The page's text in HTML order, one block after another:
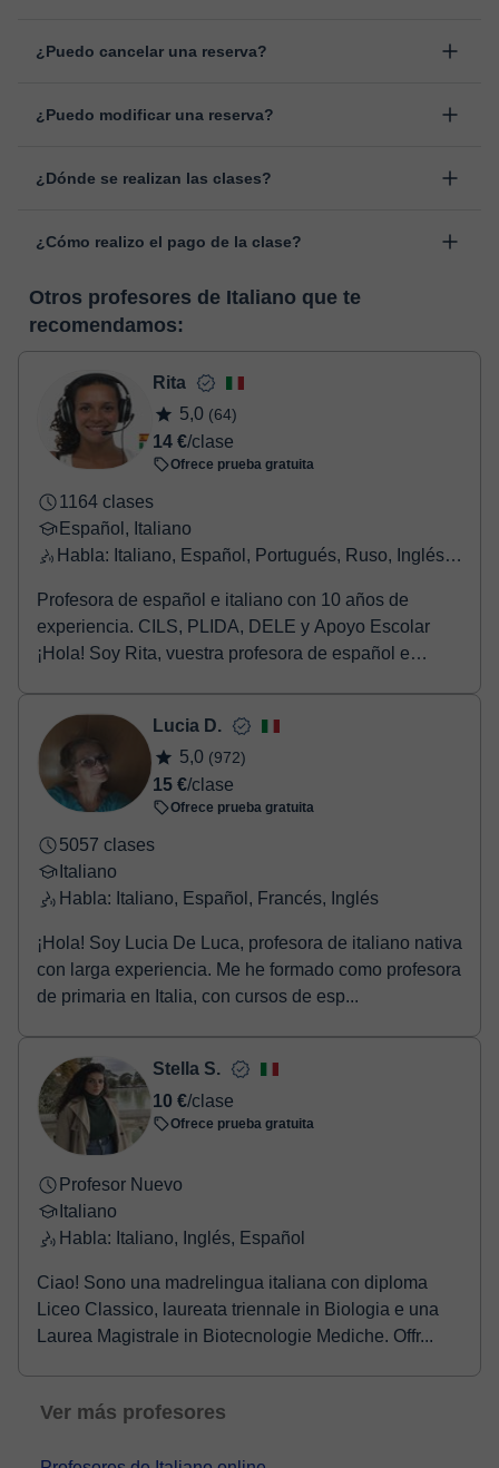
¿Puedo cancelar una reserva?
antes de la clase, indicando el motivo de cancelación.
¿Puedo modificar una reserva?
cambiar la hora o el día de clase. Puedes hacerlo desde tu área
¿Dónde se realizan las clases?
desarrollada para el ámbito formativo con muchas
pizarra virtual o el editor de textos a tiempo real. En el siguiente
enlace puedes ver una demo del aula y conocerla:
virtual
¿Cómo realizo el pago de la clase?
horas, podrás realizar el pago mediante tarjeta de débito o
crédito.
Una vez realices el pago de la clase, recibirás un e-mail de
confirmación de la reserva.
Otros profesores de Italiano que te
recomendamos:
Rita
5,0 (64)
14 €/clase
Ofrece prueba gratuita
1164 clases
Español, Italiano
Habla: Italiano, Español, Portugués, Ruso, Inglés, Francés
Profesora de español e italiano con 10 años de
experiencia. CILS, PLIDA, DELE y Apoyo Escolar
¡Hola! Soy Rita, vuestra profesora de español e
Lucia D.
5,0 (972)
15 €/clase
Ofrece prueba gratuita
5057 clases
Italiano
Habla: Italiano, Español, Francés, Inglés
¡Hola! Soy Lucia De Luca, profesora de italiano nativa
con larga experiencia. Me he formado como profesora
de primaria en Italia, con cursos de esp...
Stella S.
10 €/clase
Ofrece prueba gratuita
Profesor Nuevo
Italiano
Habla: Italiano, Inglés, Español
Ciao! Sono una madrelingua italiana con diploma
Liceo Classico, laureata triennale in Biologia e una
Laurea Magistrale in Biotecnologie Mediche. Offr...
Ver más profesores